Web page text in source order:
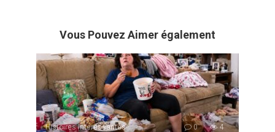
Vous Pouvez Aimer également
Histoires Intéressantes 0 4